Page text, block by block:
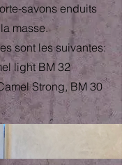
savons enduits
masse.
sont les suivantes:
light BM 32
Strong, BM 30